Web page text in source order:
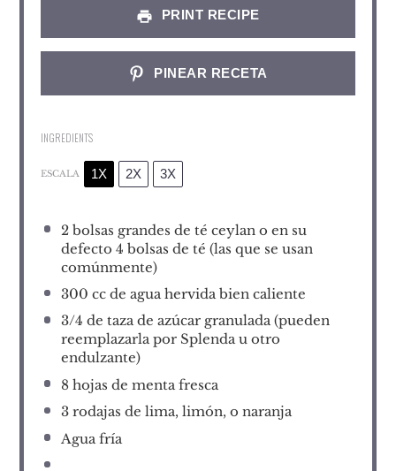
PRINT RECIPE
PINEAR RECETA
INGREDIENTS
ESCALA 1X 2X 3X
2bolsas grandes de té ceylan o en su
defecto 4 bolsas de té (las que se usan
comúnmente)
300 cc de agua hervida bien caliente
3/4 de taza de azúcar granulada (pueden
reemplazarla por Splenda u otro
endulzante)
8hojas de menta fresca
3rodajas de lima, limón, o naranja
Agua fría